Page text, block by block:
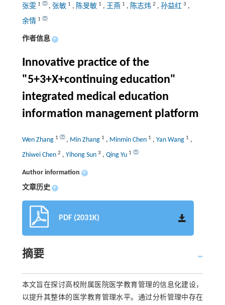
张雯 1 , 张敏 1 , 陈旻敏 1 , 王燕 1 , 陈志炜 2 , 孙益红 3 ,
余情 1
作者信息 +
Innovative practice of the
"5+3+X+continuing education"
integrated medical education
information management platform
Wen Zhang 1 , Min Zhang 1 , Minmin Chen 1 , Yan Wang 1 ,
Zhiwei Chen 2 , Yihong Sun 3 , Qing Yu 1
Author information +
文章历史 +
PDF (2031K)
摘要
本文旨在探讨高校附属医院医学教育管理的信息化建设，
以提升其整体的医学教育管理水平。通过分析管理中存在